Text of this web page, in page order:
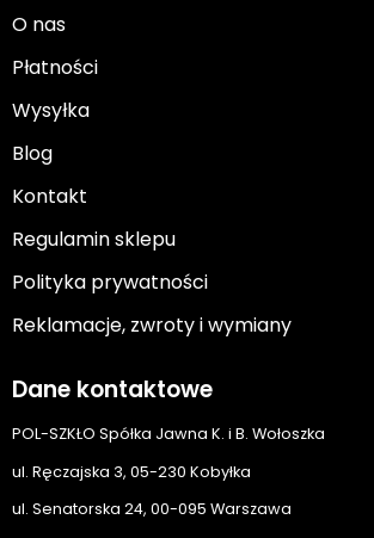
O nas
Płatności
Wysyłka
Blog
Kontakt
Regulamin sklepu
Polityka prywatności
Reklamacje, zwroty i wymiany
Dane kontaktowe
POL-SZKŁO Spółka Jawna K. i B. Wołoszka
ul. Ręczajska 3, 05-230 Kobyłka
ul. Senatorska 24, 00-095 Warszawa